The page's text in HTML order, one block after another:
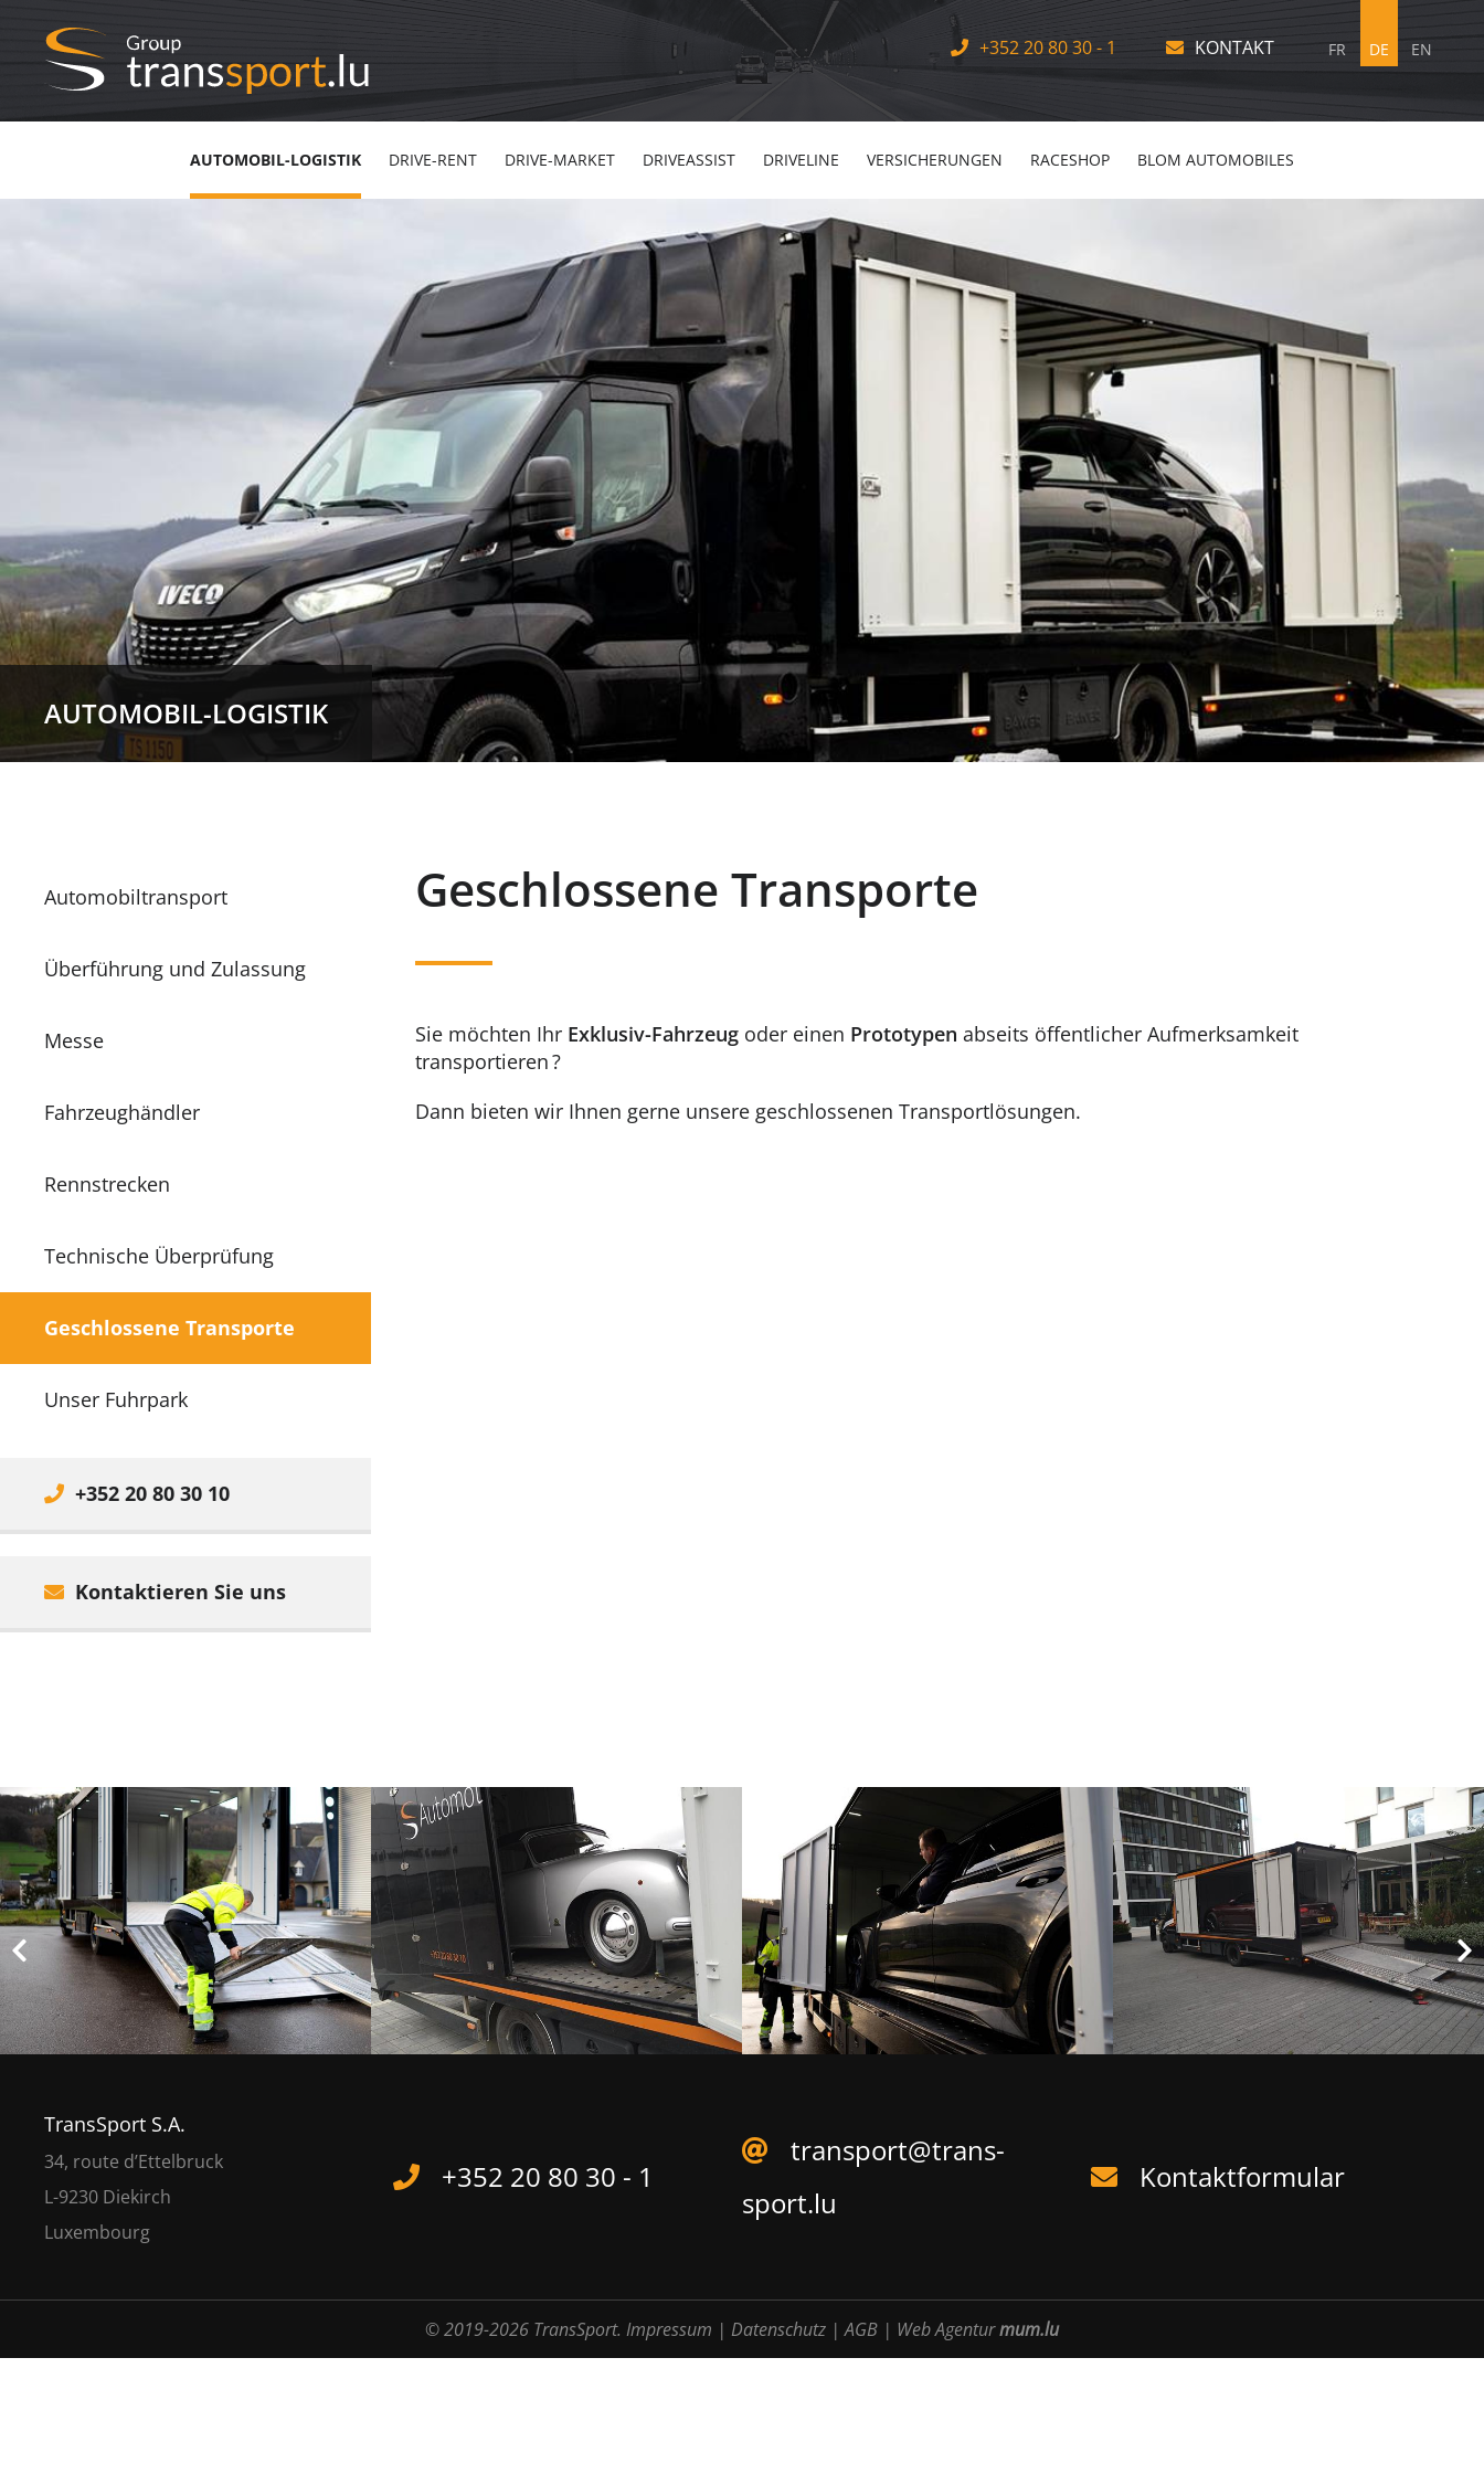
+352 20 80 30 - 1 KONTAKT FR DE EN
AUTOMOBIL-LOGISTIK DRIVE-RENT DRIVE-MARKET DRIVEASSIST DRIVELINE VERSICHERUNGEN RACESHOP BLOM AUTOMOBILES
AUTOMOBIL-LOGISTIK
Automobiltransport
Überführung und Zulassung
Messe
Fahrzeughändler
Rennstrecken
Technische Überprüfung
Geschlossene Transporte
Unser Fuhrpark
+352 20 80 30 10
Kontaktieren Sie uns
Geschlossene Transporte
Sie möchten Ihr Exklusiv-Fahrzeug oder einen Prototypen abseits öffentlicher Aufmerksamkeit
transportieren ?
Dann bieten wir Ihnen gerne unsere geschlossenen Transportlösungen.
TransSport S.A.
34, route d’Ettelbruck
L-9230 Diekirch
Luxembourg
+352 20 80 30 - 1
transport@trans-
sport.lu
Kontaktformular
© 2019-2026 TransSport. Impressum | Datenschutz |AGB | Web Agenturmum.lu